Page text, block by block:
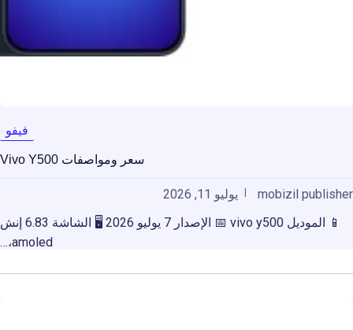
فيفو
سعر ومواصفات Vivo Y500
mobizil publisher
يوليو 11, 2026
📱 الموديل vivo y500 📅 الإصدار 7 يوليو 2026 🖥️ الشاشة 6.83 إنش
amoled،…